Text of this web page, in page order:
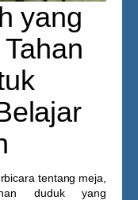
yang
tentang meja,
duduk yang